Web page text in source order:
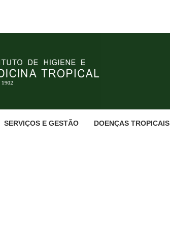
SERVIÇOS E GESTÃO DOENÇAS TROPICAIS